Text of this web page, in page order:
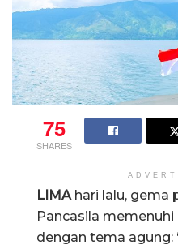
75
SHARES
LIMA hari lalu, gema
Pancasila
dengan tema agung: